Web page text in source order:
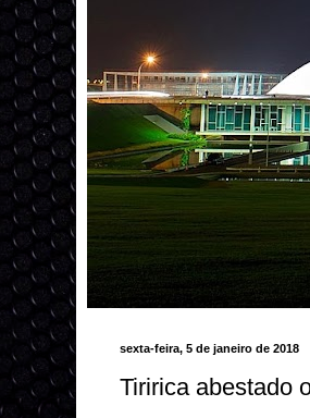
sexta-feira, 5 de janeiro de 2018
Tiririca abestado